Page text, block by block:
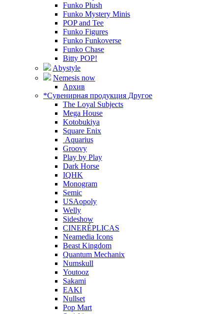
Funko Plush
Funko Mystery Minis
POP and Tee
Funko Figures
Funko Funkoverse
Funko Chase
Bitty POP!
Abystyle
Nemesis now
Архив
*Сувенирная продукция Другое
The Loyal Subjects
Mega House
Kotobukiya
Square Enix
Aquarius
Groovy
Play by Play
Dark Horse
IQHK
Monogram
Semic
USAopoly
Welly
Sideshow
CINERÉPLICAS
Neamedia Icons
Beast Kingdom
Quantum Mechanix
Numskull
Youtooz
Sakami
EAKI
Nullset
Pop Mart